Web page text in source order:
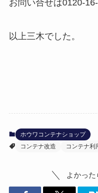
お問い合せは0120-
以上三木でした。
ホウワコンテナショップ
コンテナ改造
コンテナ利
よかった